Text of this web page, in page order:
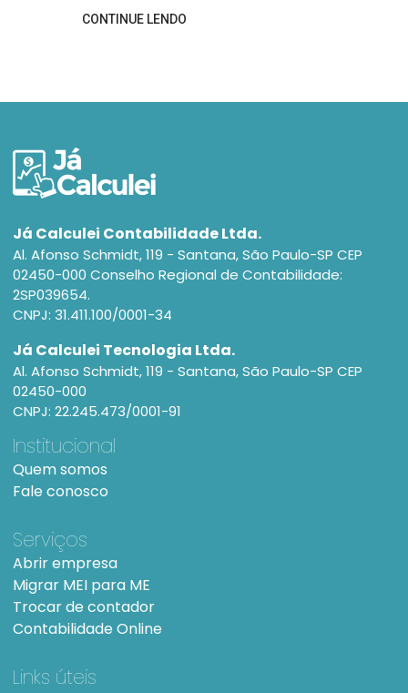
CONTINUE LENDO
Já Calculei Contabilidade Ltda.
Al. Afonso Schmidt, 119 - Santana, São Paulo-SP CEP
02450-000 Conselho Regional de Contabilidade:
2SP039654.
CNPJ: 31.411.100/0001-34
Já Calculei Tecnologia Ltda.
Al. Afonso Schmidt, 119 - Santana, São Paulo-SP CEP
02450-000
CNPJ: 22.245.473/0001-91
Institucional
Quem somos
Fale conosco
Serviços
Abrir empresa
Migrar MEI para ME
Trocar de contador
Contabilidade Online
Links úteis